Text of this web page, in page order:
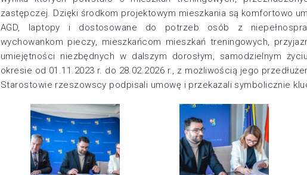
zastępczej. Dzięki środkom projektowym mieszkania są komfortowo
AGD, laptopy i dostosowane do potrzeb osób z
wychowankom pieczy, mieszkańcom mieszkań treningowych,
umiejętności niezbędnych w dalszym dorosłym, samodzielnym
okresie od 01.11.2023 r. do 28.02.2026 r., z możliwością jego
Starostowie rzeszowscy podpisali umowę i przekazali symbolicznie